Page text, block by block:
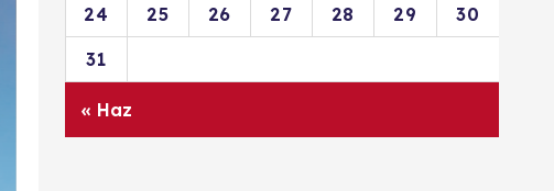
24 25 26 27 28 29 30
31
« Haz